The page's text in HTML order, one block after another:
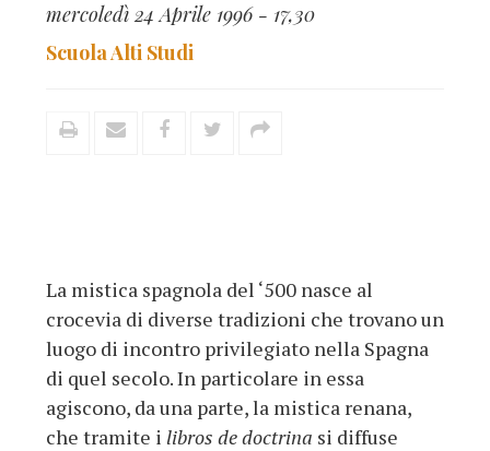
mercoledì 24 Aprile 1996 - 17,30
Scuola Alti Studi
La mistica spagnola del ‘500 nasce al
crocevia di diverse tradizioni che trovano un
luogo di incontro privilegiato nella Spagna
di quel secolo. In particolare in essa
agiscono, da una parte, la mistica renana,
che tramite i libros de doctrina si diffuse